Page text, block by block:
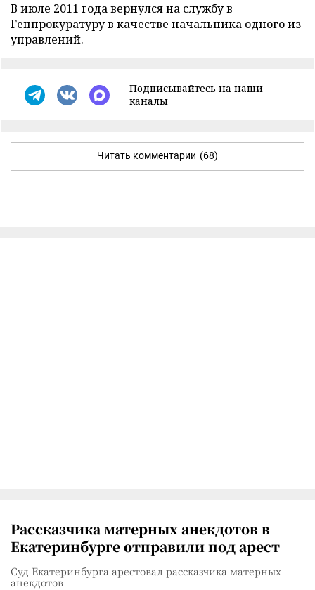
В июле 2011 года вернулся на службу в
Генпрокуратуру в качестве начальника одного из
управлений.
Подписывайтесь на наши
каналы
Читать комментарии (68)
Рассказчика матерных анекдотов в
Екатеринбурге отправили под арест
Суд Екатеринбурга арестовал рассказчика матерных
анекдотов